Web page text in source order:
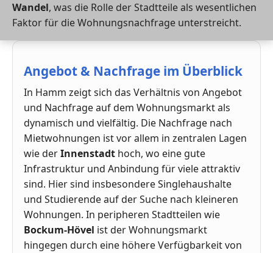
Wandel, was die Rolle der Stadtteile als wesentlichen
Faktor für die Wohnungsnachfrage unterstreicht.
Angebot & Nachfrage im Überblick
In Hamm zeigt sich das Verhältnis von Angebot
und Nachfrage auf dem Wohnungsmarkt als
dynamisch und vielfältig. Die Nachfrage nach
Mietwohnungen ist vor allem in zentralen Lagen
wie derInnenstadt hoch, wo eine gute
Infrastruktur und Anbindung für viele attraktiv
sind. Hier sind insbesondere Singlehaushalte
und Studierende auf der Suche nach kleineren
Wohnungen. In peripheren Stadtteilen wie
Bockum-Hövel ist der Wohnungsmarkt
hingegen durch eine höhere Verfügbarkeit von